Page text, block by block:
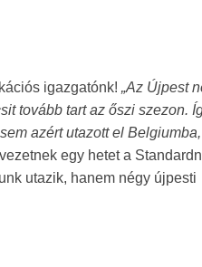
igazgatónk! „Az Újpest
tovább tart az őszi szezon.
azért utazott el Belgiumba,
egy hetet a
utazik, hanem négy újpesti